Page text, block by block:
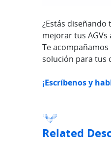
¿Estás diseñando
mejorar tus AGVs
Te
solución para tus
¡Escríbenos y
Related